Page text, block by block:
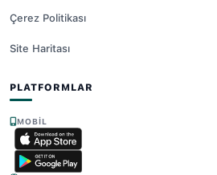
Çerez Politikası
Site Haritası
PLATFORMLAR
MOBIL